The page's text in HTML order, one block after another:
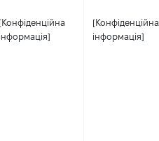
[Конфіденційна
інформація]
[Конфіденційна
інформація]